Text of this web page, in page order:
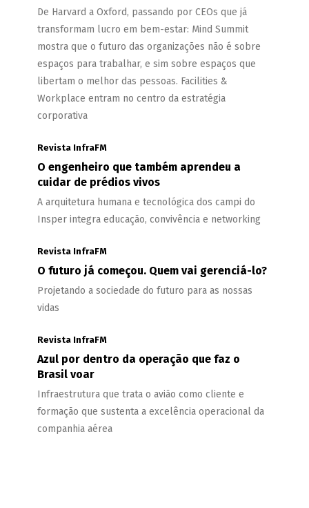
De Harvard a Oxford, passando por CEOs que já
transformam lucro em bem-estar: Mind Summit
mostra que o futuro das organizações não é sobre
espaços para trabalhar, e sim sobre espaços que
libertam o melhor das pessoas. Facilities &
Workplace entram no centro da estratégia
corporativa
Revista InfraFM
O engenheiro que também aprendeu a
cuidar de prédios vivos
A arquitetura humana e tecnológica dos campi do
Insper integra educação, convivência e networking
Revista InfraFM
O futuro já começou. Quem vai gerenciá-lo?
Projetando a sociedade do futuro para as nossas
vidas
Revista InfraFM
Azul por dentro da operação que faz o
Brasil voar
Infraestrutura que trata o avião como cliente e
formação que sustenta a excelência operacional da
companhia aérea